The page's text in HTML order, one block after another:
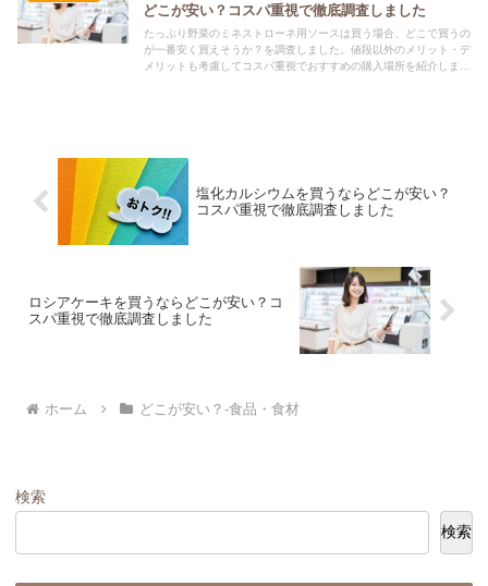
どこが安い？コスパ重視で徹底調査しました
たっぷり野菜のミネストローネ用ソースは買う場合、どこで買うの
が一番安く買えそうか？を調査しました。値段以外のメリット・デ
メリットも考慮してコスパ重視でおすすめの購入場所を紹介しま
塩化カルシウムを買うならどこが安い？
コスパ重視で徹底調査しました
ロシアケーキを買うならどこが安い？コ
スパ重視で徹底調査しました
ホーム どこが安い？-食品・食材
検索
検索